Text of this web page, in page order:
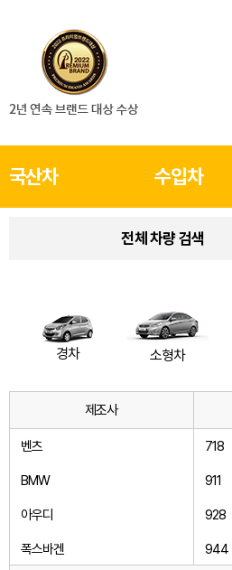
국산차 수입차
전체 차량 검색
경차 소형차
제조사
벤츠
BMW
아우디
폭스바겐
718
911
928
944